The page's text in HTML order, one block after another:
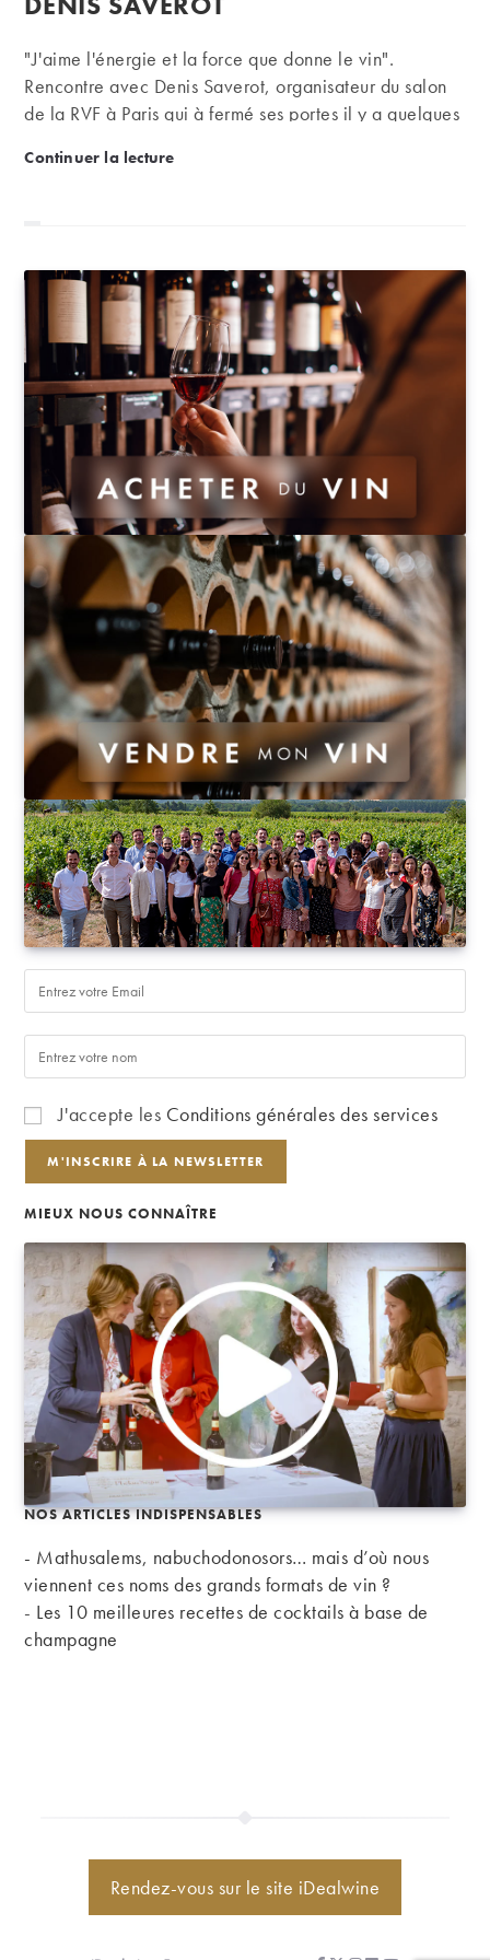
"J'aime l'énergie et la force que donne le vin".
Rencontre avec Denis Saverot, organisateur du salon
de la RVF à Paris qui à fermé ses portes il y a quelques
éponyme.
Continuer la lectureBrèves de comptoir avec… Denis Saverot
J'accepte les Conditions générales des services
MIEUX NOUS CONNAÎTRE
NOS ARTICLES INDISPENSABLES
- Mathusalems, nabuchodonosors… mais d’où nous
viennent ces noms des grands formats de vin ?
- Les 10 meilleures recettes de cocktails à base de
champagne
Rendez-vous sur le site iDealwine